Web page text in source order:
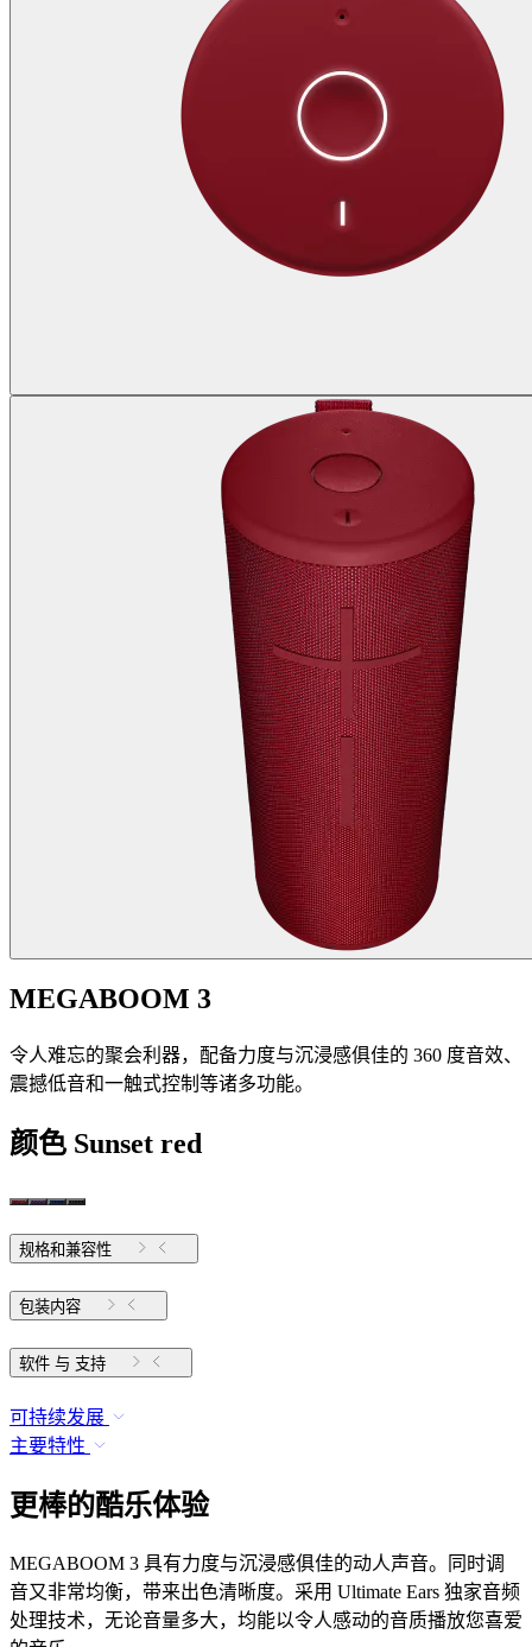
MEGABOOM 3
令人难忘的聚会利器，配备力度与沉浸感俱佳的 360 度音效、
震撼低音和一触式控制等诸多功能。
颜色 Sunset red
规格和兼容性
包装内容
软件 与 支持
可持续发展
主要特性
更棒的酷乐体验
MEGABOOM 3 具有力度与沉浸感俱佳的动人声音。同时调
音又非常均衡，带来出色清晰度。采用 Ultimate Ears 独家音频
处理技术，无论音量多大，均能以令人感动的音质播放您喜爱